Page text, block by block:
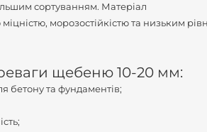
сортуванням. Матеріал
морозостійкістю та низьким
щебеню 10-20 мм:
бетону та фундаментів;